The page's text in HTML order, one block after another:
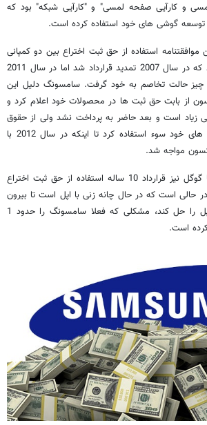
و کارآیی صفحه لمسی" و "کارآیی شبکه" بود که
توسعه گوشی های خود استفاده کرده است.
استفاده از حق ثبت اختراع بین دو کمپانی
به سال 2001 باز می گردد که در سال 2007 تمدید قرارداد شد اما در سال 2011
حالت تخاصم به خود گرفت. سامسونگ دلیل این
از بابت حق ثبت ها در محصولات خود اعلام کرد و
زیاد است و بعد حاضر به پرداخت نشد ولی از حقوق
ثبتی اریکسون روی گوشی های خود سوء استفاده کرد تا اینکه در سال 2012 با
مواجه شد.
سامسونگ در این هفته با گوگل نیز قرارداد 10 ساله استفاده از حق ثبت اختراع
حالی است که در حال چانه زنی با اپل است تا بیرون
از دادگاه مشکل خود با اپل را حل کند، مشکلی که فعلا سامسونگ را حدود 1
کرده است.